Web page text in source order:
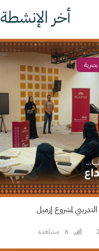
أخر الإنشطة
لمشروع إزميل
8 مشاهدة